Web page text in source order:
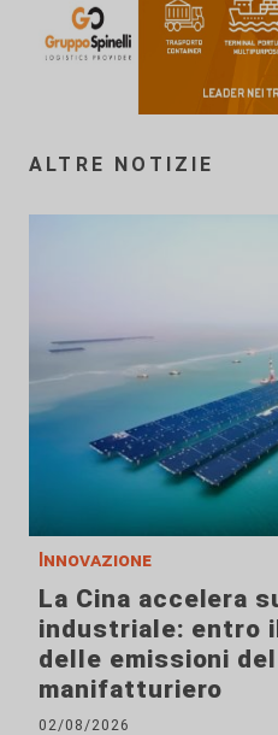
ALTRE NOTIZIE
Innovazione
La Cina accelera
industriale: entro
delle emissioni
manifatturiero
02/08/2026